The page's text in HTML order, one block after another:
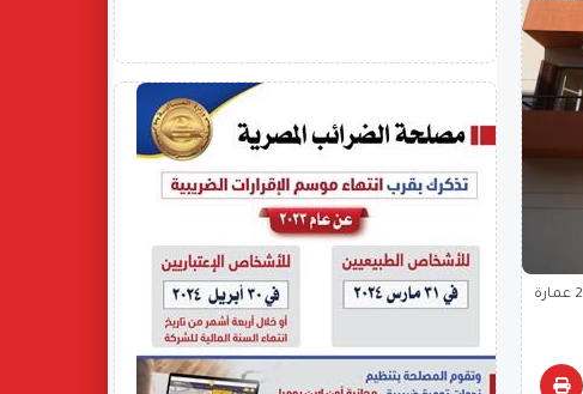
محافظ المنيا يتفقد المرحلة الأولى تمهيدا لتسليم 9 عمارات بديل الإيواء بالسلخانة ويُعلن التوسع بـ22 عمارة